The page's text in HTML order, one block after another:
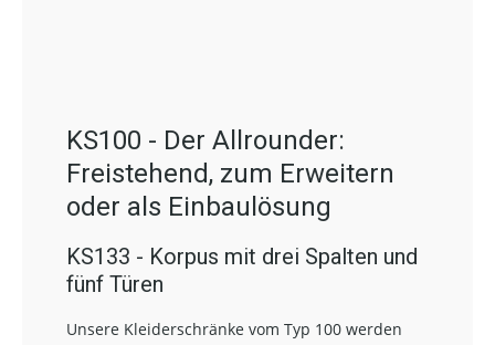
KS100 - Der Allrounder:
Freistehend, zum Erweitern
oder als Einbaulösung
KS133 - Korpus mit drei Spalten und
fünf Türen
Unsere Kleiderschränke vom Typ 100 werden